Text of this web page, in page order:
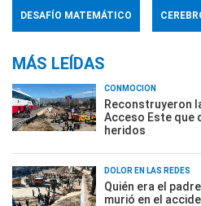
DESAFÍO MATEMÁTICO
MÁS LEÍDAS
CONMOCIÓN
Reconstruyeron
Acceso Este que
heridos
DOLOR EN LAS REDES
Quién era el
murió en el